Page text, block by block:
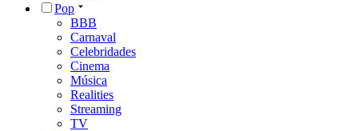
Pop
BBB
Carnaval
Celebridades
Cinema
Música
Realities
Streaming
TV